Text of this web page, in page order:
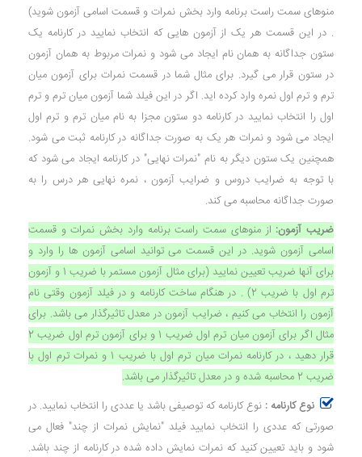
منوهای سمت راست برنامه وارد بخش نمرات و قسمت اسامی آزمون شوید)
. در این قسمت هر یک از آزمون هایی که انتخاب نمایید در کارنامه یک
ستون جداگانه به همان نام ایجاد می شود و نمرات مربوط به همان آزمون
در ستون قرار می گیرد. برای مثال شما در قسمت نمرات برای آزمون میان
ترم و ترم اول نمره وارد کرده اید. اگر در این فیلد شما آزمون میان ترم و ترم
اول را انتخاب نمایید در کارنامه دو ستون مجزا به نام میان ترم و ترم اول
ایجاد می شود و نمرات هر یک به صورت جداگانه در کارنامه ثبت می شود.
همچنین یک ستون دیگر به نام "نمرات نهایی" در کارنامه ایجاد می شود که
با توجه به ضرایب دروس و ضرایب آزمون ، نمره نهایی هر درس را به
صورت جداگانه محاسبه می کند.
ضریب آزمون: از منوهای سمت راست برنامه وارد بخش نمرات و قسمت
اسامی آزمون شوید. در این قسمت می توانید اسامی آزمون ها را وارد و
برای آنها ضریب تعیین نمایید (برای مثال آزمون مستمر با ضریب 1 و آزمون
ترم اول با ضریب 2) . در هنگام ساخت کارنامه و در فیلد آزمون وقتی نام
آزمون را انتخاب می کنیم ، ضرایب آزمون در معدل تاثیرگذار می باشد. برای
مثال اگر برای آزمون میان ترم اول ضریب 1 و برای آزمون ترم اول ضریب 2
قرار دهید ، در کارنامه نمرات میان ترم اول با ضریب 1 و نمرات ترم اول با
ضریب 2 محاسبه شده و در معدل تاثیرگذار می باشد.
نوع کارنامه : نوع کارنامه که توصیفی باشد یا عددی را انتخاب نمایید. در
صورتی که عددی را انتخاب نمایید فیلد "نمایش نمرات از چند" فعال می
شود و باید تعیین کنید که نمرات نمایش داده شده در کارنامه از چند باشد.